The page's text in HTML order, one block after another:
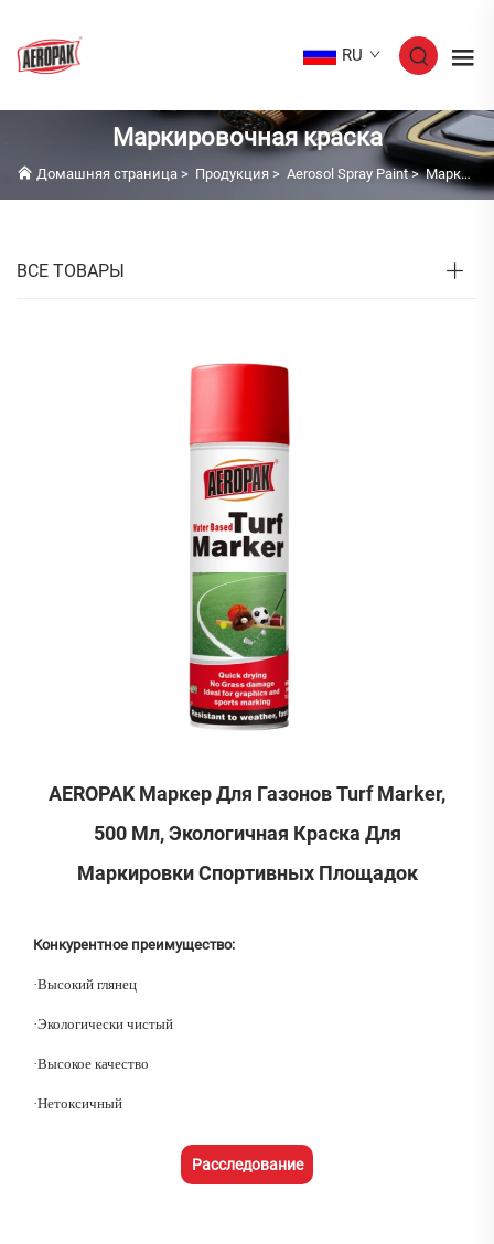
RU
Маркировочная краска
Домашняя страница > Продукция > Aerosol Spray Paint>Маркировочная краска
ВСЕ ТОВАРЫ
AEROPAK Маркер Для Газонов Turf Marker,
500 Мл, Экологичная Краска Для
Маркировки Спортивных Площадок
Конкурентное преимущество:
·Высокий глянец
·Экологически чистый
·Высокое качество
·Нетоксичный
Расследование